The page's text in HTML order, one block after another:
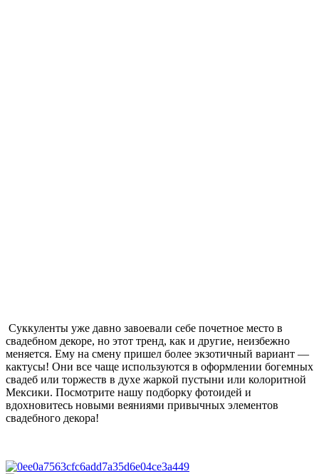
Суккуленты уже давно завоевали себе почетное место в
свадебном декоре, но этот тренд, как и другие, неизбежно
меняется. Ему на смену пришел более экзотичный вариант —
кактусы! Они все чаще используются в оформлении богемных
свадеб или торжеств в духе жаркой пустыни или колоритной
Мексики. Посмотрите нашу подборку фотоидей и
вдохновитесь новыми веяниями привычных элементов
свадебного декора!